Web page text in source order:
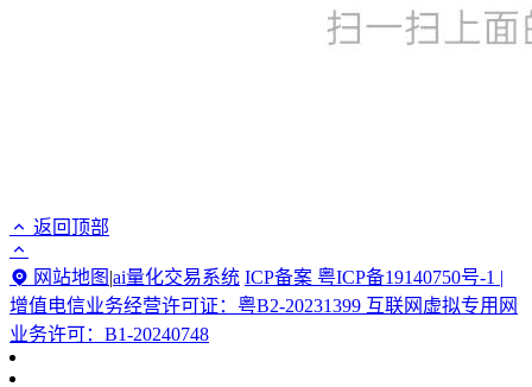
返回顶部
网站地图 |ai量化交易系统 ICP备案 粤ICP备19140750号-1 |
增值电信业务经营许可证：粤B2-20231399 互联网虚拟专用网
业务许可：B1-20240748